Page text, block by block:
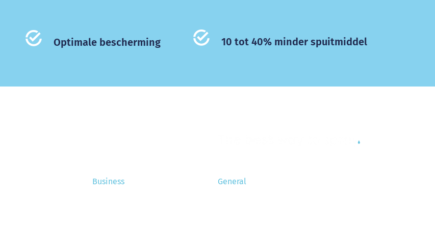
Optimale bescherming 10 tot 40% minder spuitmiddel
Business
General